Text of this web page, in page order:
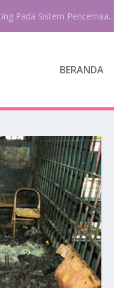
Pada Sistem Pencernaa...
BERANDA